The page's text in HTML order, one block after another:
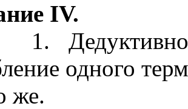
IV.
одного